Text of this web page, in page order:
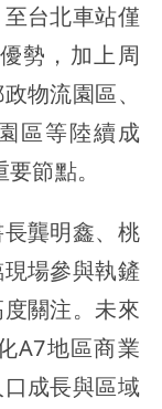
台北車站僅
勢，加上周
物流園區、
區等陸續成
節點。
龔明鑫、桃
場參與執鏟
關注。未來
A7地區商業
成長與區域